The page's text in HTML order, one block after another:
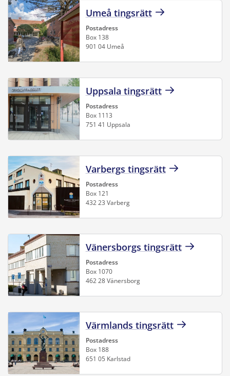
Umeå tingsrätt
Postadress
Box 138
901 04 Umeå
Uppsala tingsrätt
Postadress
Box 1113
751 41 Uppsala
Varbergs tingsrätt
Postadress
Box 121
432 23 Varberg
Vänersborgs tingsrätt
Postadress
Box 1070
462 28 Vänersborg
Värmlands tingsrätt
Postadress
Box 188
651 05 Karlstad